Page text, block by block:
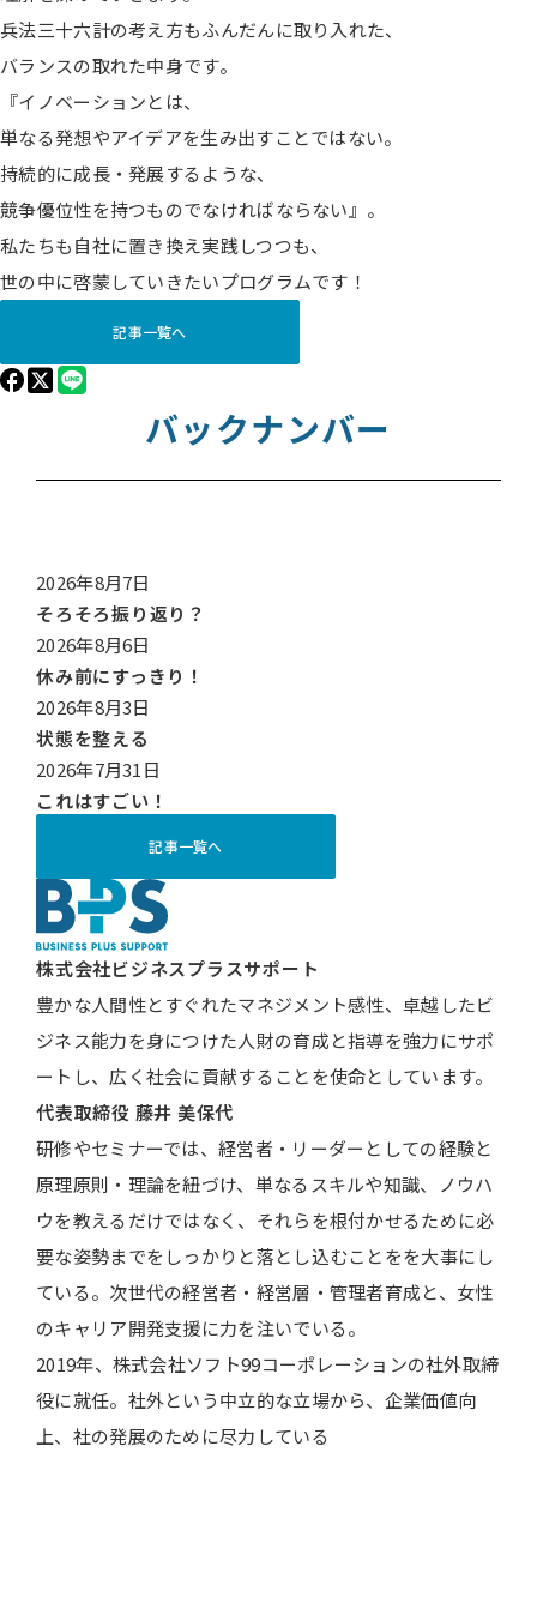
兵法三十六計の考え方もふんだんに取り入れた、
バランスの取れた中身です。
『イノベーションとは、
単なる発想やアイデアを生み出すことではない。
持続的に成長・発展するような、
競争優位性を持つものでなければならない』。
私たちも自社に置き換え実践しつつも、
世の中に啓蒙していきたいプログラムです！
記事一覧へ
バックナンバー
2026年8月7日
そろそろ振り返り？
2026年8月6日
休み前にすっきり！
2026年8月3日
状態を整える
2026年7月31日
これはすごい！
記事一覧へ
株式会社ビジネスプラスサポート
豊かな人間性とすぐれたマネジメント感性、卓越したビ
ジネス能力を身につけた人財の育成と指導を強力にサポ
ートし、広く社会に貢献することを使命としています。
代表取締役 藤井 美保代
研修やセミナーでは、経営者・リーダーとしての経験と
原理原則・理論を紐づけ、単なるスキルや知識、ノウハ
ウを教えるだけではなく、それらを根付かせるために必
要な姿勢までをしっかりと落とし込むことをを大事にし
ている。次世代の経営者・経営層・管理者育成と、女性
のキャリア開発支援に力を注いでいる。
2019年、株式会社ソフト99コーポレーションの社外取締
役に就任。社外という中立的な立場から、企業価値向
上、社の発展のために尽力している